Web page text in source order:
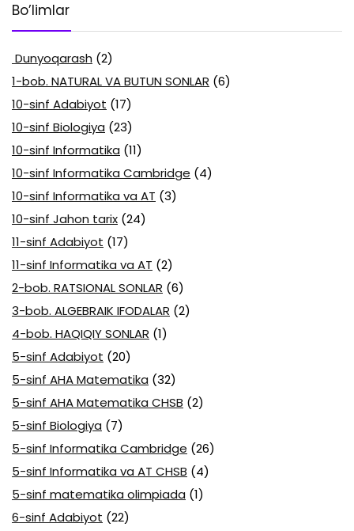
Bo’limlar
Dunyoqarash (2)
1-bob. NATURAL VA BUTUN SONLAR (6)
10-sinf Adabiyot (17)
10-sinf Biologiya (23)
10-sinf Informatika (11)
10-sinf Informatika Cambridge (4)
10-sinf Informatika va AT (3)
10-sinf Jahon tarix (24)
11-sinf Adabiyot (17)
11-sinf Informatika va AT (2)
2-bob. RATSIONAL SONLAR (6)
3-bob. ALGEBRAIK IFODALAR (2)
4-bob. HAQIQIY SONLAR (1)
5-sinf Adabiyot (20)
5-sinf AHA Matematika (32)
5-sinf AHA Matematika CHSB (2)
5-sinf Biologiya (7)
5-sinf Informatika Cambridge (26)
5-sinf Informatika va AT CHSB (4)
5-sinf matematika olimpiada (1)
6-sinf Adabiyot (22)